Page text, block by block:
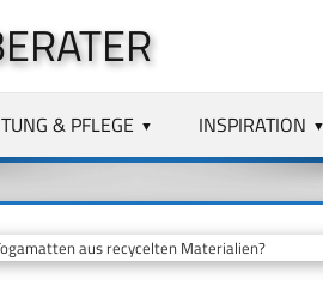
& PFLEGE INSPIRATION
aus recycelten Materialien?